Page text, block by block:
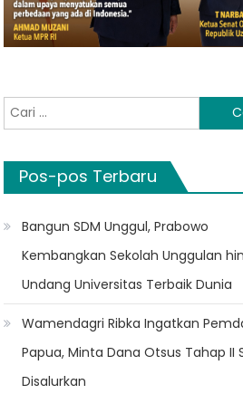
Cari
untuk:
Pos-pos Terbaru
Bangun SDM Unggul, Prabowo
Kembangkan Sekolah Unggulan
Undang Universitas Terbaik Dunia
Wamendagri Ribka Ingatkan
Papua, Minta Dana Otsus Tahap II
Disalurkan